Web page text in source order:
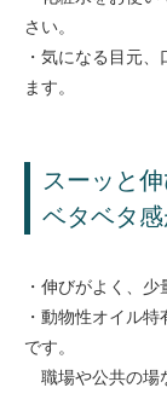
さい。
・気になる目元
ます。
スーッと伸
ベタベタ
・伸びがよく、
・動物性オイル
です。
職場や公共の場